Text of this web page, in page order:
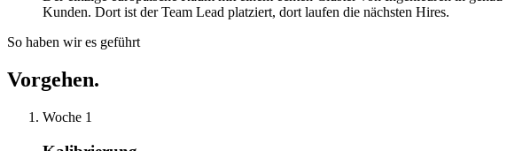
Kunden. Dort ist der Team Lead platziert, dort laufen die nächsten Hires.
So haben wir es geführt
Vorgehen.
Woche 1